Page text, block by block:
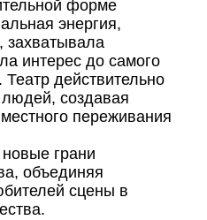
форме
энергия,
захватывала
интерес до самого
действительно
создавая
переживания
грани
объединяя
сцены в